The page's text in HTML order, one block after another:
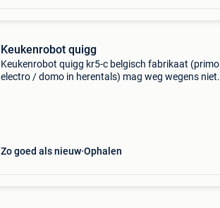
Keukenrobot quigg
Keukenrobot quigg kr5-c belgisch fabrikaat (primo
electro / domo in herentals) mag weg wegens niet
Zo goed als nieuw Ophalen